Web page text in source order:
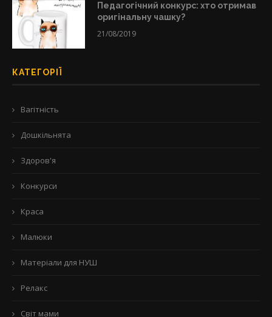
Педагогічний конкурс: хто отримав
оригінальну чашку?
21/08/2019
КАТЕГОРІЇ
Вагітність
Дошкільнята
Здоров'я
Конкурси
Краса
Малюки
Матеріали для НУШ
Релакс
Світ мами